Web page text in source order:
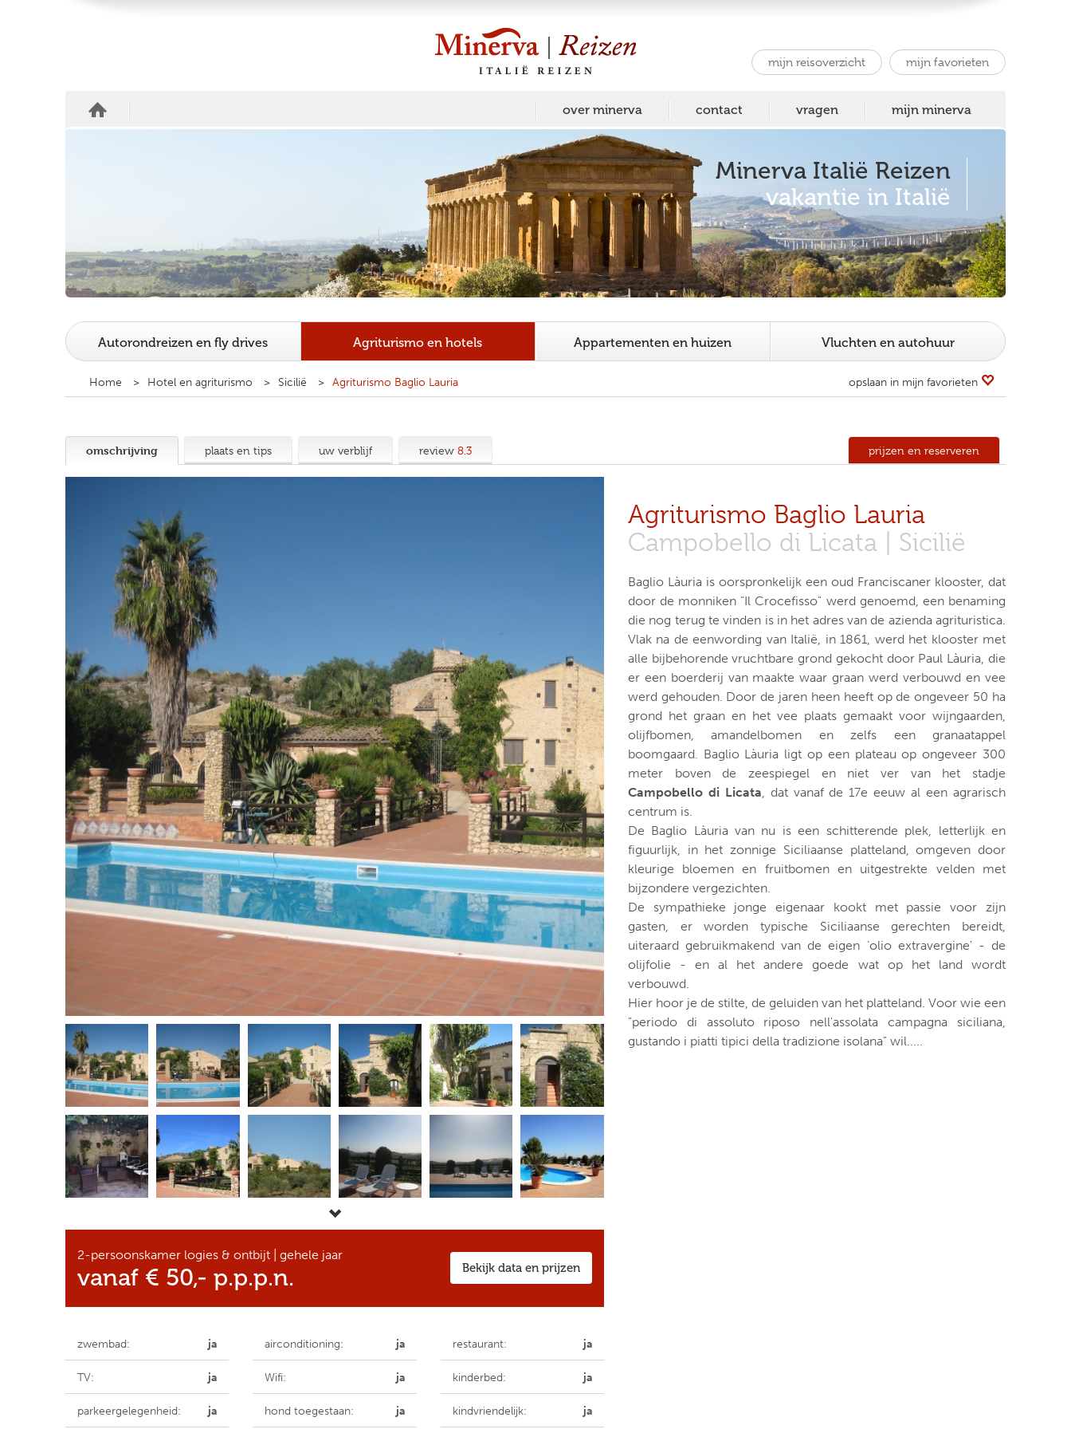
mijn reisoverzicht mijn favorieten
over minerva contact vragen mijn minerva
Minerva Italië Reizen
vakantie in Italië
Autorondreizen en fly drives Agriturismo en hotels Appartementen en huizen Vluchten en autohuur
Home Hotel en agriturismo Sicilië Agriturismo Baglio Lauria opslaan in mijn favorieten
omschrijving plaats en tips uw verblijf review 8.3 prijzen en reserveren
Bekijk data en prijzen
2-persoonskamer logies & ontbijt | gehele jaar
vanaf € 50,- p.p.p.n.
zwembad: ja airconditioning: ja restaurant: ja
TV: ja Wifi: ja kinderbed: ja
parkeergelegenheid: ja hond toegestaan: ja kindvriendelijk: ja
Agriturismo Baglio Lauria
Campobello di Licata | Sicilië
Baglio Làuria is oorspronkelijk een oud Franciscaner klooster, dat
door de monniken "Il Crocefisso" werd genoemd, een benaming
die nog terug te vinden is in het adres van de azienda agrituristica.
Vlak na de eenwording van Italië, in 1861, werd het klooster met
alle bijbehorende vruchtbare grond gekocht door Paul Làuria, die
er een boerderij van maakte waar graan werd verbouwd en vee
werd gehouden. Door de jaren heen heeft op de ongeveer 50 ha
grond het graan en het vee plaats gemaakt voor wijngaarden,
olijfbomen, amandelbomen en zelfs een granaatappel
boomgaard. Baglio Làuria ligt op een plateau op ongeveer 300
meter boven de zeespiegel en niet ver van het stadje
Campobello di Licata, dat vanaf de 17e eeuw al een agrarisch
centrum is.
De Baglio Làuria van nu is een schitterende plek, letterlijk en
figuurlijk, in het zonnige Siciliaanse platteland, omgeven door
kleurige bloemen en fruitbomen en uitgestrekte velden met
bijzondere vergezichten.
De sympathieke jonge eigenaar kookt met passie voor zijn
gasten, er worden typische Siciliaanse gerechten bereidt,
uiteraard gebruikmakend van de eigen ‘olio extravergine' - de
olijfolie - en al het andere goede wat op het land wordt
verbouwd.
Hier hoor je de stilte, de geluiden van het platteland. Voor wie een
"periodo di assoluto riposo nell'assolata campagna siciliana,
gustando i piatti tipici della tradizione isolana" wil.....